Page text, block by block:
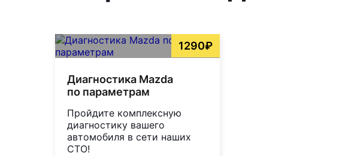
1290₽
Диагностика Mazda
по параметрам
Пройдите комплексную
диагностику вашего
автомобиля в сети наших
СТО!